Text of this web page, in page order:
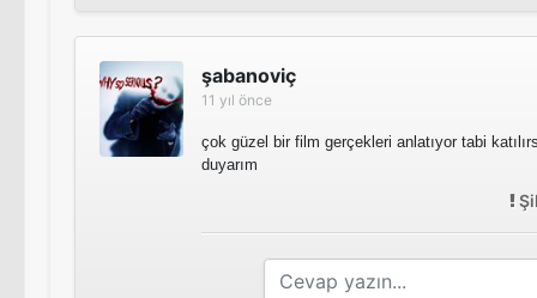
şabanoviç
11 yıl önce
çok güzel bir film gerçekleri anlatıyor tabi
duyarım